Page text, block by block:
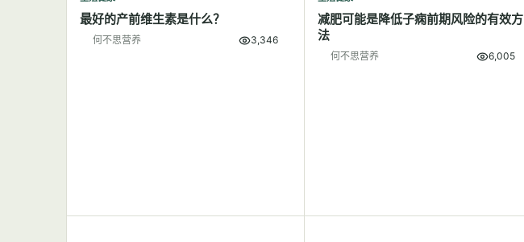
最好的产前维生素是什么？
何不思营养 3,346
减肥可能是降低子痫前期风险的有效方
法
何不思营养 6,005